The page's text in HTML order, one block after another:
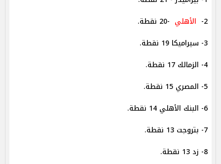
2-
الأهلي -20 نقطة.
3- سيراميكا 19 نقطة.
4- الزمالك 17 نقطة.
5- المصري 15 نقطة.
6- البنك الأهلي 14 نقطة.
7- بتروجت 13 نقطة.
8- زد 13 نقطة.